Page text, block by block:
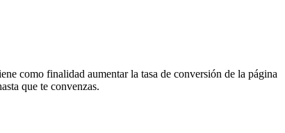
como finalidad aumentar la tasa de conversión de la página
que te convenzas.